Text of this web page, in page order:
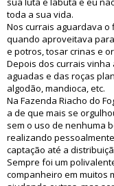
toda a sua vida.
Nos currais aguardava
quando aproveitava
e potros, tosar crinas e
Depois dos currais vinha
aguadas e das roças
algodão, mandioca, etc.
Na Fazenda Riacho do
a de que mais se
sem o uso de nenhuma
realizando
captação até a
Sempre foi um
companheiro em muitos